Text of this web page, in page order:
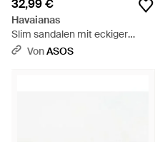
32,99 €
Havaianas
Slim sandalen mit eckiger
zehenpartie - Lila
VonASOS